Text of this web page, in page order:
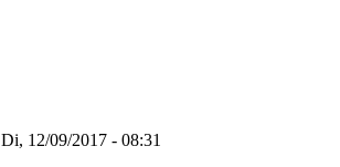
Di, 12/09/2017 - 08:31